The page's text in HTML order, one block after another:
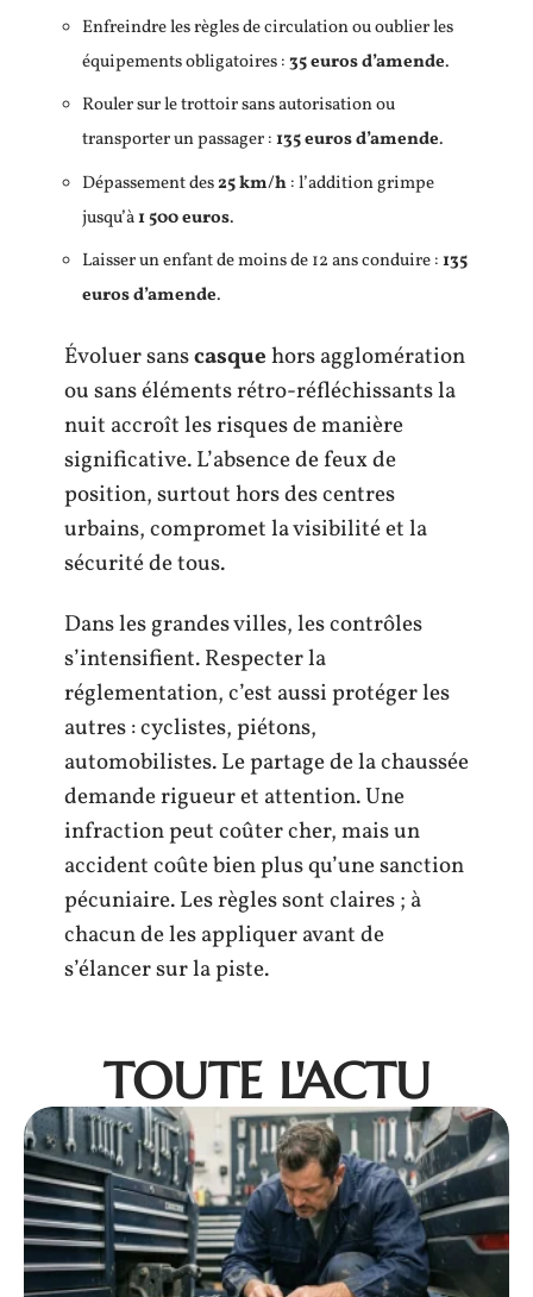
Enfreindre les règles de circulation ou oublier les
équipements obligatoires :35 euros d’amende.
Rouler sur le trottoir sans autorisation ou
transporter un passager :135 euros d’amende.
Dépassement des25 km/h: l’addition grimpe
jusqu’à1 500 euros.
Laisser un enfant de moins de 12 ans conduire :135
euros d’amende.
Évoluer sanscasquehors agglomération
ou sans éléments rétro-réfléchissants la
nuit accroît les risques de manière
significative. L’absence de feux de
position, surtout hors des centres
urbains, compromet la visibilité et la
sécurité de tous.
Dans les grandes villes, les contrôles
s’intensifient. Respecter la
réglementation, c’est aussi protéger les
autres : cyclistes, piétons,
automobilistes. Le partage de la chaussée
demande rigueur et attention. Une
infraction peut coûter cher, mais un
accident coûte bien plus qu’une sanction
pécuniaire. Les règles sont claires ; à
chacun de les appliquer avant de
s’élancer sur la piste.
TOUTE L'ACTU